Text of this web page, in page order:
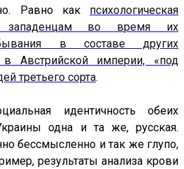
Равно как психологическая
западенцам во время их
в составе других
в Австрийской империи, «под
третьего сорта.
идентичность обеих
одна и та же, русская.
бессмысленно и так же глупо,
результаты анализа крови